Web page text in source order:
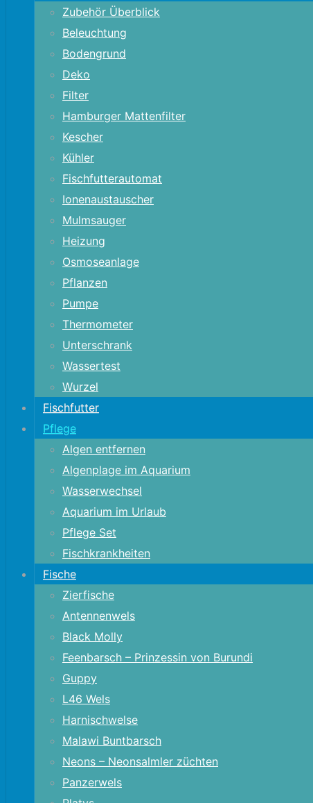
Zubehör Überblick
Beleuchtung
Bodengrund
Deko
Filter
Hamburger Mattenfilter
Kescher
Kühler
Fischfutterautomat
Ionenaustauscher
Mulmsauger
Heizung
Osmoseanlage
Pflanzen
Pumpe
Thermometer
Unterschrank
Wassertest
Wurzel
Fischfutter
Pflege
Algen entfernen
Algenplage im Aquarium
Wasserwechsel
Aquarium im Urlaub
Pflege Set
Fischkrankheiten
Fische
Zierfische
Antennenwels
Black Molly
Feenbarsch – Prinzessin von Burundi
Guppy
L46 Wels
Harnischwelse
Malawi Buntbarsch
Neons – Neonsalmler züchten
Panzerwels